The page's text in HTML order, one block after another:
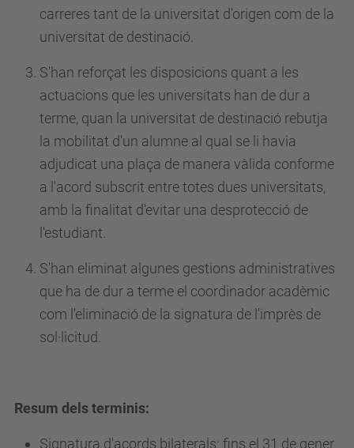
carreres tant de la universitat d'origen com de la
universitat de destinació.
S'han reforçat les disposicions quant a les
actuacions que les universitats han de dur a
terme, quan la universitat de destinació rebutja
la mobilitat d'un alumne al qual se li havia
adjudicat una plaça de manera vàlida conforme
a l'acord subscrit entre totes dues universitats,
amb la finalitat d'evitar una desprotecció de
l'estudiant.
S'han eliminat algunes gestions administratives
que ha de dur a terme el coordinador acadèmic
com l'eliminació de la signatura de l'imprès de
sol·licitud.
Resum dels terminis:
Signatura d'acords bilaterals: fins el 31 de gener